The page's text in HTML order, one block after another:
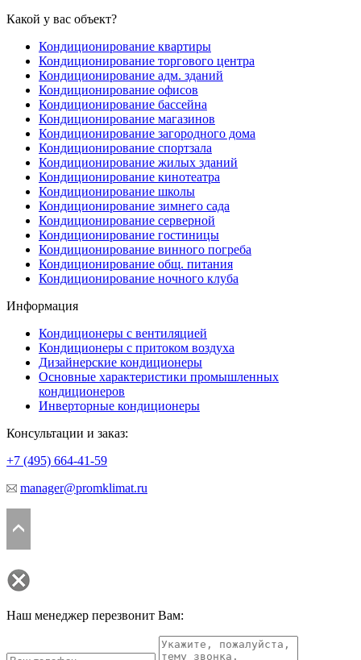
Какой у вас объект?
Кондиционирование квартиры
Кондиционирование торгового центра
Кондиционирование адм. зданий
Кондиционирование офисов
Кондиционирование бассейна
Кондиционирование магазинов
Кондиционирование загородного дома
Кондиционирование спортзала
Кондиционирование жилых зданий
Кондиционирование кинотеатра
Кондиционирование школы
Кондиционирование зимнего сада
Кондиционирование серверной
Кондиционирование гостиницы
Кондиционирование винного погреба
Кондиционирование общ. питания
Кондиционирование ночного клуба
Информация
Кондиционеры с вентиляцией
Кондиционеры с притоком воздуха
Дизайнерские кондиционеры
Основные характеристики промышленных
кондиционеров
Инверторные кондиционеры
Консультации и заказ:
+7 (495) 664-41-59
manager@promklimat.ru
Наш менеджер перезвонит Вам: